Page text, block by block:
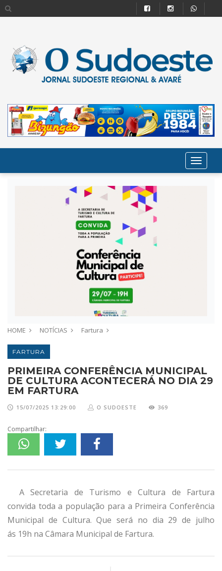
HOME NOTÍCIAS Fartura
FARTURA
PRIMEIRA CONFERÊNCIA MUNICIPAL
DE CULTURA ACONTECERÁ NO DIA 29
EM FARTURA
15/07/2025 13:29:00 O SUDOESTE 369
Compartilhar:
A Secretaria de Turismo e Cultura de Fartura
convida toda a população para a Primeira Conferência
Municipal de Cultura. Que será no dia 29 de julho
ás 19h na Câmara Municipal de Fartura.